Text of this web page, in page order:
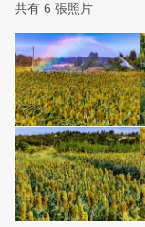
共有 6 張照片